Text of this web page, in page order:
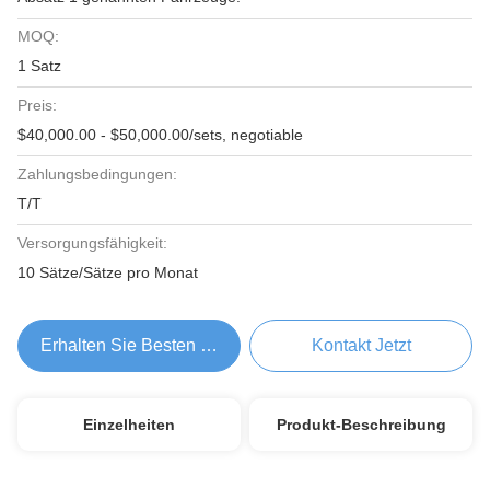
MOQ:
1 Satz
Preis:
$40,000.00 - $50,000.00/sets, negotiable
Zahlungsbedingungen:
T/T
Versorgungsfähigkeit:
10 Sätze/Sätze pro Monat
Erhalten Sie Besten Preis Kontakt Jetzt
Einzelheiten Produkt-Beschreibung